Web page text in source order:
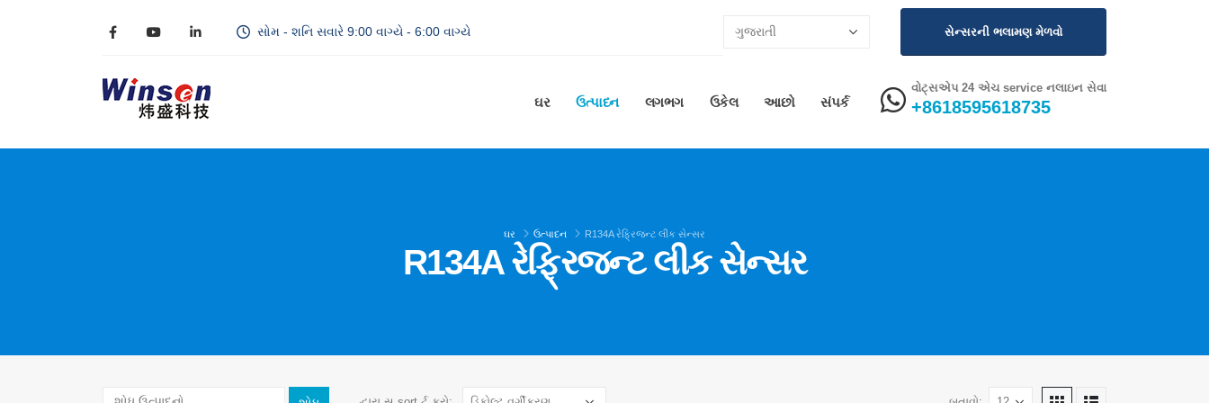
સોમ - શનિ સવારે 9:00 વાગ્યે - 6:00 વાગ્યે સેન્સરની ભલામણ મેળવો
ઘર ઉત્પાદન લગભગ ઉકેલ આછો સંપર્ક
વોટ્સએપ 24 એચ service નલાઇન સેવા
+8618595618735
ઘર ઉત્પાદન R134A રેફ્રિજન્ટ લીક સેન્સર
R134A રેફ્રિજન્ટ લીક સેન્સર